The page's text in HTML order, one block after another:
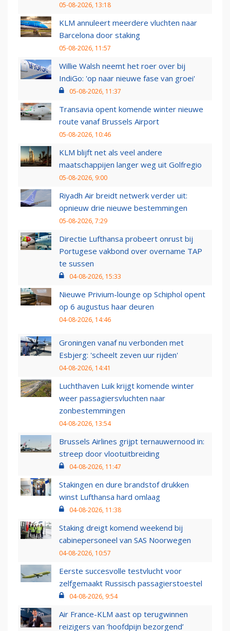
05-08-2026, 13:18
KLM annuleert meerdere vluchten naar
Barcelona door staking
05-08-2026, 11:57
Willie Walsh neemt het roer over bij
IndiGo: 'op naar nieuwe fase van groei'
05-08-2026, 11:37
Transavia opent komende winter nieuwe
route vanaf Brussels Airport
05-08-2026, 10:46
KLM blijft net als veel andere
maatschappijen langer weg uit Golfregio
05-08-2026, 9:00
Riyadh Air breidt netwerk verder uit:
opnieuw drie nieuwe bestemmingen
05-08-2026, 7:29
Directie Lufthansa probeert onrust bij
Portugese vakbond over overname TAP
te sussen
04-08-2026, 15:33
Nieuwe Privium-lounge op Schiphol opent
op 6 augustus haar deuren
04-08-2026, 14:46
Groningen vanaf nu verbonden met
Esbjerg: 'scheelt zeven uur rijden'
04-08-2026, 14:41
Luchthaven Luik krijgt komende winter
weer passagiersvluchten naar
zonbestemmingen
04-08-2026, 13:54
Brussels Airlines grijpt ternauwernood in:
streep door vlootuitbreiding
04-08-2026, 11:47
Stakingen en dure brandstof drukken
winst Lufthansa hard omlaag
04-08-2026, 11:38
Staking dreigt komend weekend bij
cabinepersoneel van SAS Noorwegen
04-08-2026, 10:57
Eerste succesvolle testvlucht voor
zelfgemaakt Russisch passagierstoestel
04-08-2026, 9:54
Air France-KLM aast op terugwinnen
reizigers van ‘hoofdpijn bezorgend’